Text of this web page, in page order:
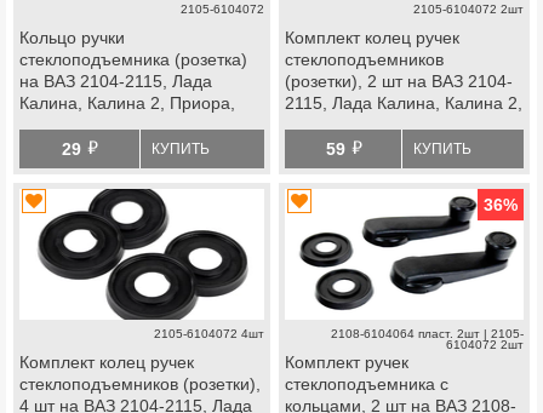
2105-6104072
Кольцо ручки
стеклоподъемника (розетка)
на ВАЗ 2104-2115, Лада
Калина, Калина 2, Приора,
Нива Легенд, Нива Тревел,
Шевроле Нива
29 й КУПИТЬ
2105-6104072 2шт
Комплект колец ручек
стеклоподъемников
(розетки), 2 шт на ВАЗ 2104-
2115, Лада Калина, Калина 2,
Лада 4х4, Нива Легенд, Нива
Тревел, Шевроле Нива
59 й КУПИТЬ
2105-6104072 4шт
Комплект колец ручек
стеклоподъемников (розетки),
4 шт на ВАЗ 2104-2115, Лада
36%
2108-6104064 пласт. 2шт | 2105-
6104072 2шт
Комплект ручек
стеклоподъемника с
кольцами, 2 шт на ВАЗ 2108-